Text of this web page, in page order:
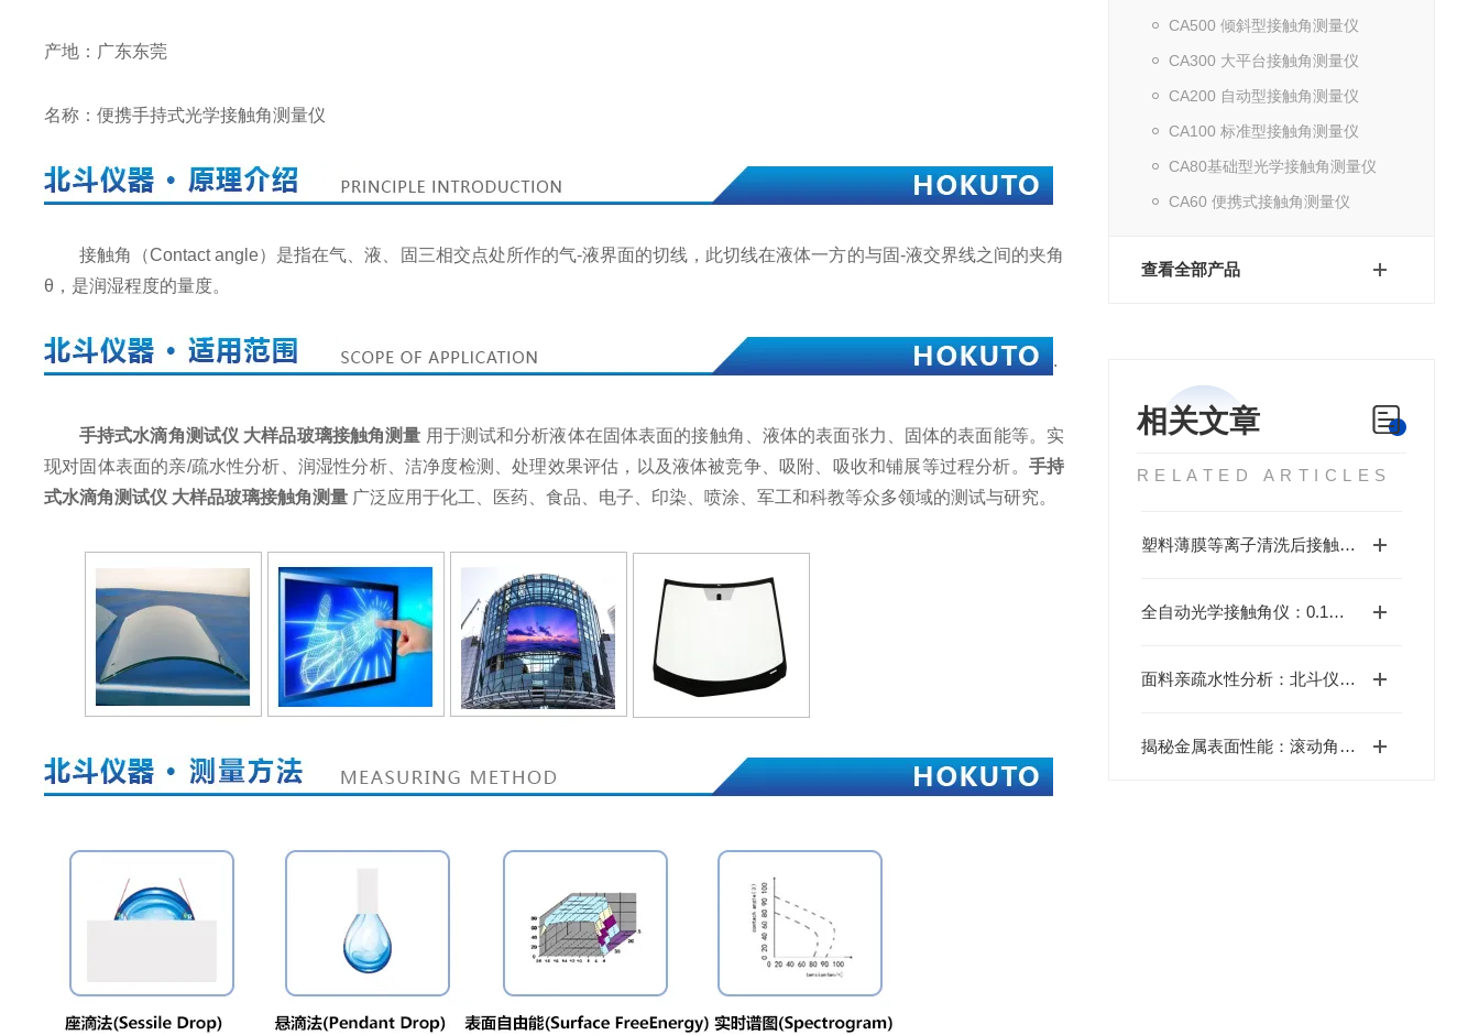
CA500 倾斜型接触角测量仪
CA300 大平台接触角测量仪
CA200 自动型接触角测量仪
CA100 标准型接触角测量仪
CA80基础型光学接触角测量仪
CA60 便携式接触角测量仪
查看全部产品
相关文章
RELATED ARTICLES
塑料薄膜等离子清洗后接触角分析的重要性
全自动光学接触角仪：0.1秒锁定材料“性格密码”！
面料亲疏水性分析：北斗仪器接触角测量技术的精准之道
揭秘金属表面性能：滚动角与表面能的精密测量方法
产地：广东东莞
名称：便携手持式光学接触角测量仪
接触角（Contact angle）是指在气、液、固三相交点处所作的气-液界面的切线，此切线在液体一方的与固-液交界线之间的夹角
θ，是润湿程度的量度。
.
手持式水滴角测试仪 大样品玻璃接触角测量 用于测试和分析液体在固体表面的接触角、液体的表面张力、固体的表面能等。实
现对固体表面的亲/疏水性分析、润湿性分析、洁净度检测、处理效果评估，以及液体被竞争、吸附、吸收和铺展等过程分析。 手持
式水滴角测试仪 大样品玻璃接触角测量 广泛应用于化工、医药、食品、电子、印染、喷涂、军工和科教等众多领域的测试与研究。